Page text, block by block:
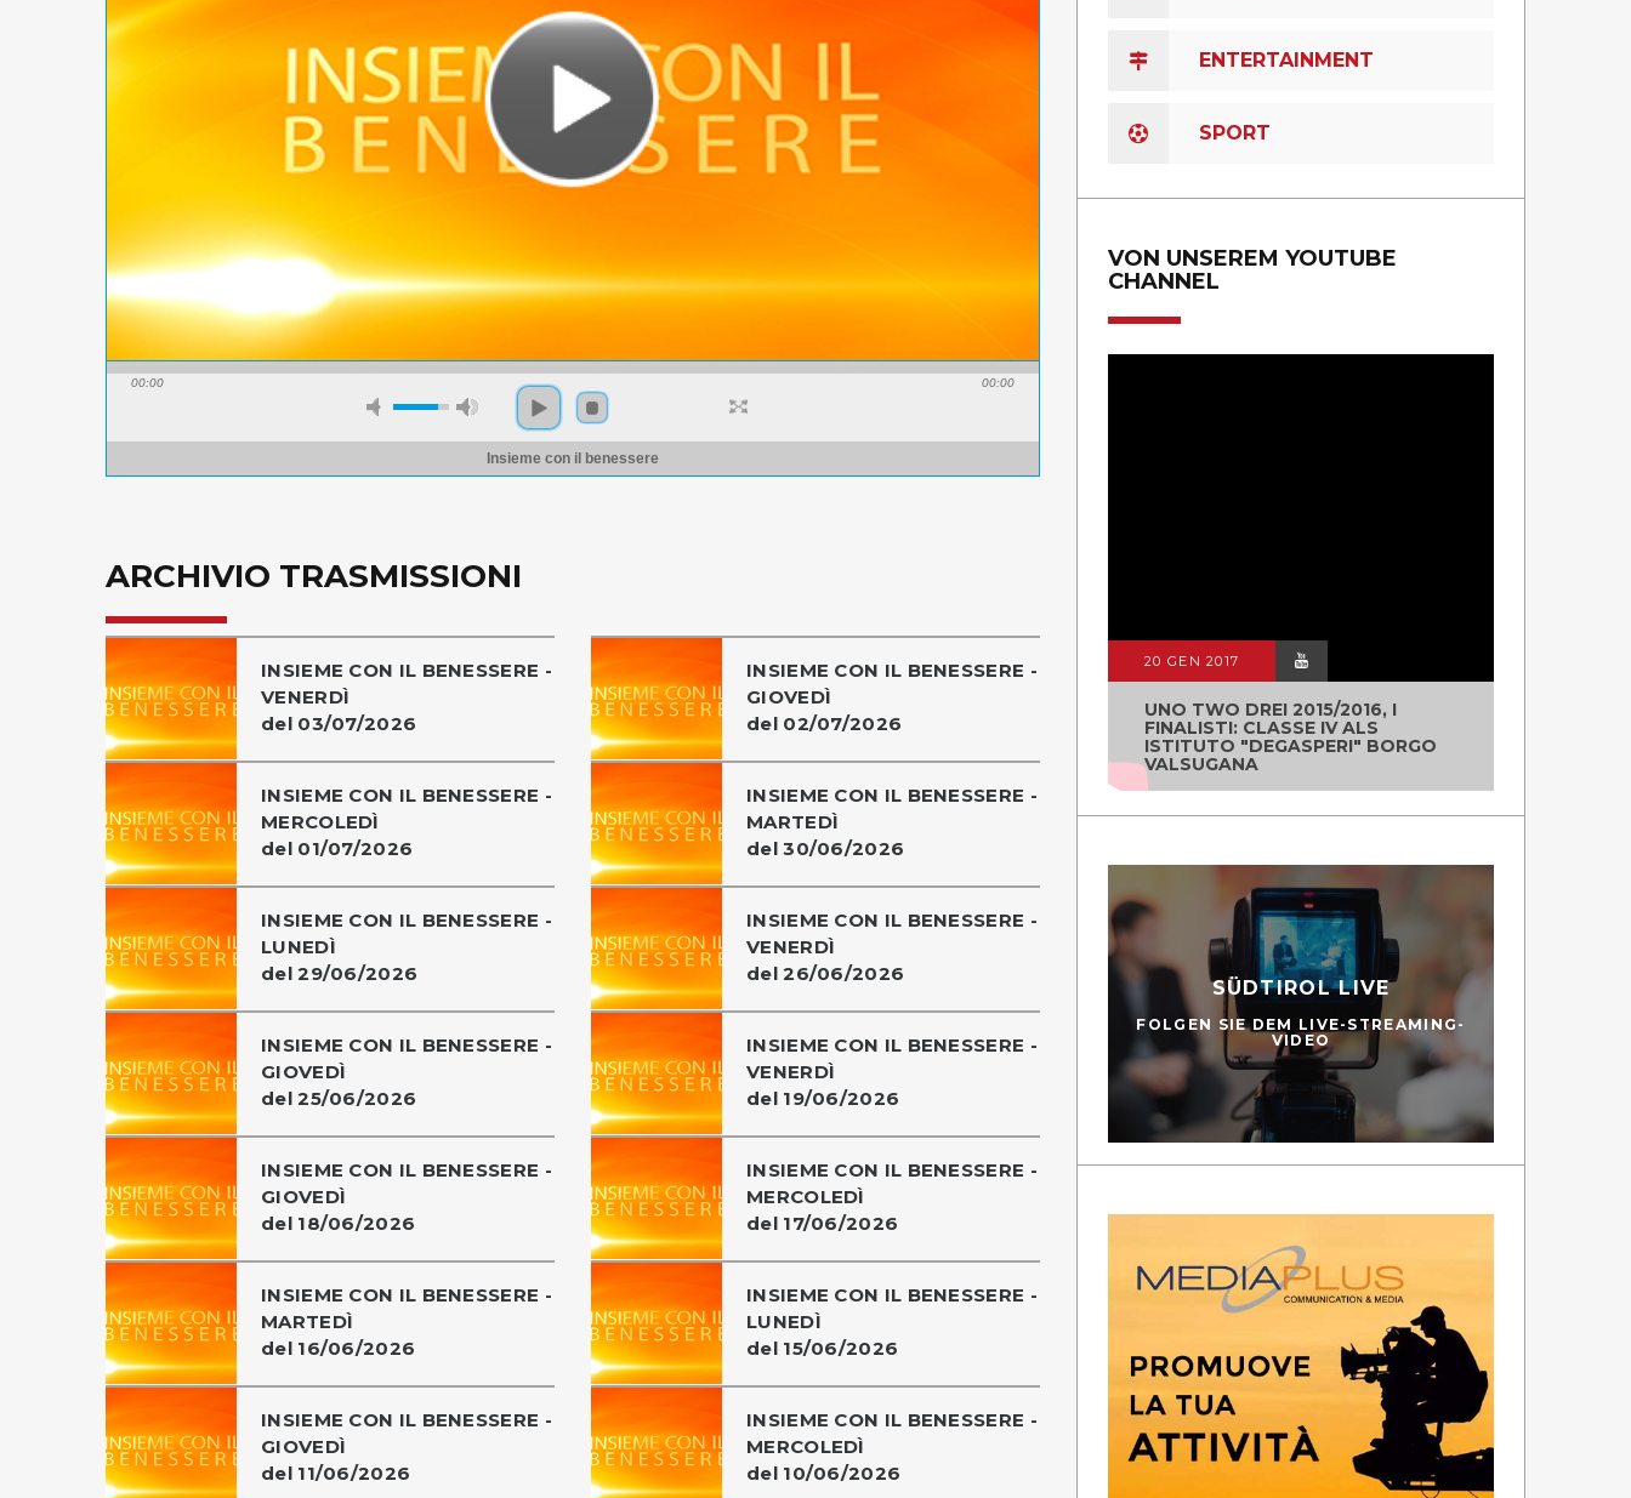
00:00 00:00
Insieme con il benessere
ARCHIVIO TRASMISSIONI
INSIEME CON IL BENESSERE -
VENERDÌ
del 03/07/2026
INSIEME CON IL BENESSERE -
GIOVEDÌ
del 02/07/2026
INSIEME CON IL BENESSERE -
MERCOLEDÌ
del 01/07/2026
INSIEME CON IL BENESSERE -
MARTEDÌ
del 30/06/2026
INSIEME CON IL BENESSERE -
LUNEDÌ
del 29/06/2026
INSIEME CON IL BENESSERE -
VENERDÌ
del 26/06/2026
INSIEME CON IL BENESSERE -
GIOVEDÌ
del 25/06/2026
INSIEME CON IL BENESSERE -
VENERDÌ
del 19/06/2026
INSIEME CON IL BENESSERE -
GIOVEDÌ
del 18/06/2026
INSIEME CON IL BENESSERE -
MERCOLEDÌ
del 17/06/2026
INSIEME CON IL BENESSERE -
MARTEDÌ
del 16/06/2026
INSIEME CON IL BENESSERE -
LUNEDÌ
del 15/06/2026
INSIEME CON IL BENESSERE -
GIOVEDÌ
del 11/06/2026
INSIEME CON IL BENESSERE -
MERCOLEDÌ
del 10/06/2026
ENTERTAINMENT
SPORT
VON UNSEREM YOUTUBE
CHANNEL
20 GEN 2017
UNO TWO DREI 2015/2016, I
FINALISTI: CLASSE IV ALS
ISTITUTO "DEGASPERI" BORGO
VALSUGANA
SÜDTIROL LIVE
FOLGEN SIE DEM LIVE-STREAMING-
VIDEO